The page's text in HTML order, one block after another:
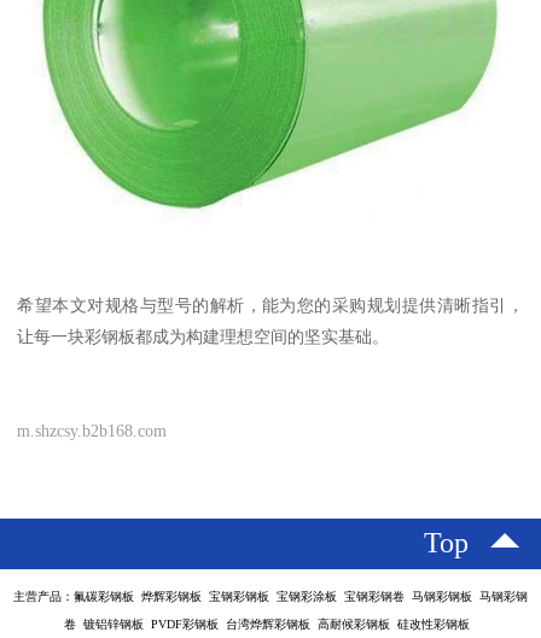
希望本文对规格与型号的解析，能为您的采购规划提供清晰指引，
让每一块彩钢板都成为构建理想空间的坚实基础。
m.shzcsy.b2b168.com
Top
主营产品：氟碳彩钢板 烨辉彩钢板 宝钢彩钢板 宝钢彩涂板 宝钢彩钢卷 马钢彩钢板 马钢彩钢
卷 镀铝锌钢板 PVDF彩钢板 台湾烨辉彩钢板 高耐候彩钢板 硅改性彩钢板